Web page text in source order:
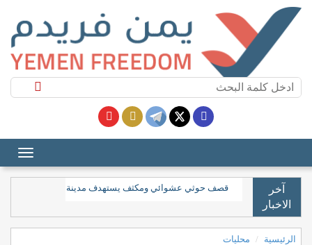
آخر
الاخبار
قصف حوثي عشوائي ومكثف يستهدف مدينة المخا غربي تعز
الرئيسية
محليات